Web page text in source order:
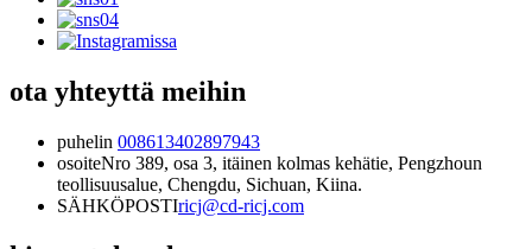
ota yhteyttä meihin
puhelin 008613402897943
osoiteNro 389, osa 3, itäinen kolmas kehätie, Pengzhoun
teollisuusalue, Chengdu, Sichuan, Kiina.
SÄHKÖPOSTIricj@cd-ricj.com